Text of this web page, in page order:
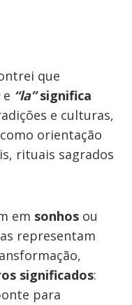
que
e “la”significa
e culturas,
orientação
rituais sagrados
em sonhos ou
representam
significados:
para